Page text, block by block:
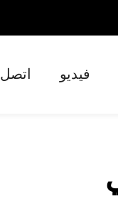
فيديو اتصل